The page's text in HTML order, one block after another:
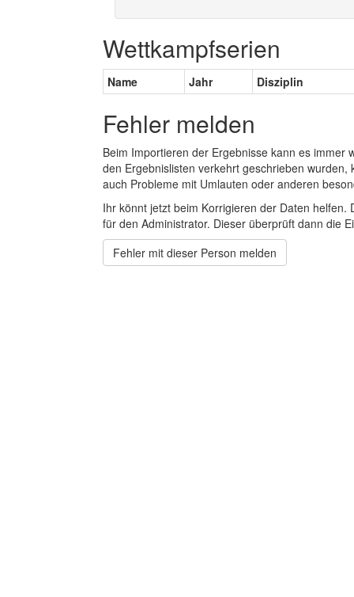
Wettkampfserien
Name Jahr Disziplin
Fehler melden
Beim Importieren der Ergebnisse kann es
den Ergebnislisten verkehrt geschrieben
auch Probleme mit Umlauten oder anderen
Ihr könnt jetzt beim Korrigieren der Daten
für den Administrator. Dieser überprüft dann die
Fehler mit dieser Person melden